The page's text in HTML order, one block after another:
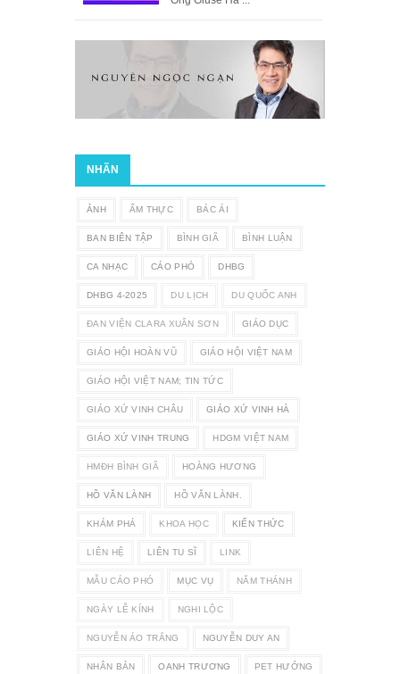
NHÃN
ẢNH ẨM THỰC BÁC ÁI
BAN BIÊN TẬP BÌNH GIÃ BÌNH LUẬN
CA NHẠC CÁO PHÓ DHBG
DHBG 4-2025 DU LỊCH DU QUỐC ANH
ĐAN VIỆN CLARA XUÂN SƠN GIÁO DỤC
GIÁO HỘI HOÀN VŨ GIÁO HỘI VIỆT NAM
GIÁO HỘI VIỆT NAM; TIN TỨC
GIÁO XỨ VINH CHÂU GIÁO XỨ VINH HÀ
GIÁO XỨ VINH TRUNG HDGM VIỆT NAM
HMĐH BÌNH GIÃ HOÀNG HƯƠNG
HỒ VĂN LÀNH HỒ VĂN LÀNH.
KHÁM PHÁ KHOA HỌC KIẾN THỨC
LIÊN HỆ LIÊN TU SĨ LINK
MẪU CÁO PHÓ MỤC VỤ NĂM THÁNH
NGÀY LỄ KÍNH NGHI LỘC
NGUYỄN ÁO TRẮNG NGUYỄN DUY AN
NHÂN BẢN OANH TRƯƠNG PET HƯỞNG